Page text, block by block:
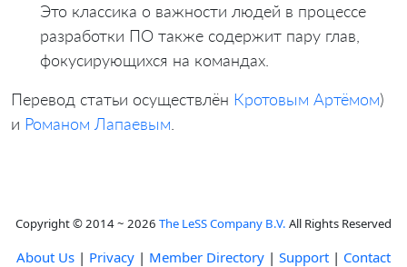
Это классика о важности людей в процессе
разработки ПО также содержит пару глав,
фокусирующихся на командах.
Перевод статьи осуществлён Кротовым Артёмом)
и Романом Лапаевым.
Copyright © 2014 ~ 2026 The LeSS Company B.V. All Rights Reserved
About Us | Privacy | Member Directory | Support | Contact